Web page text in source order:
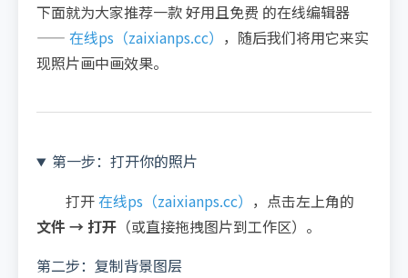
下面就为大家推荐一款 好用且免费 的在线编辑器
—— 在线ps（zaixianps.cc） ，随后我们将用它来实
现照片画中画效果。
第一步：打开你的照片
打开在线ps（zaixianps.cc） ，点击左上角的
文件 → 打开 （或直接拖拽图片到工作区）。
第二步：复制背景图层